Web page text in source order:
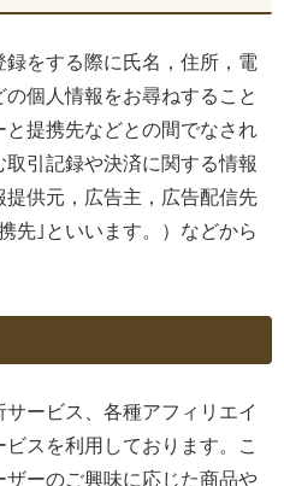
をする際に氏名，住所，電
個人情報をお尋ねすること
提携先などとの間でなされ
引記録や決済に関する情報
供元，広告主，広告配信先
先｣といいます。）などから
ービス、各種アフィリエイ
スを利用しております。こ
ーのご興味に応じた商品や